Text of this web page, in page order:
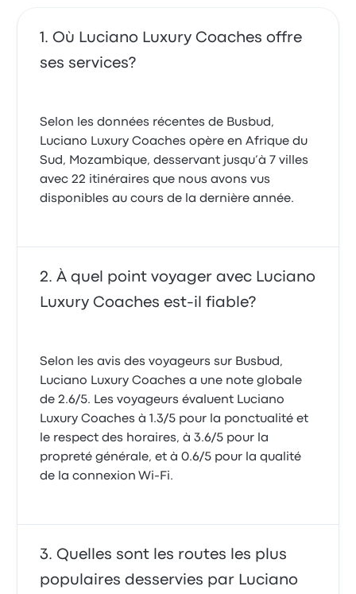
Où Luciano Luxury Coaches offre
ses services?
Selon les données récentes de Busbud,
Luciano Luxury Coaches opère en Afrique du
Sud, Mozambique, desservant jusqu’à 7 villes
avec 22 itinéraires que nous avons vus
disponibles au cours de la dernière année.
À quel point voyager avec Luciano
Luxury Coaches est-il fiable?
Selon les avis des voyageurs sur Busbud,
Luciano Luxury Coaches a une note globale
de 2.6/5. Les voyageurs évaluent Luciano
Luxury Coaches à 1.3/5 pour la ponctualité et
le respect des horaires, à 3.6/5 pour la
propreté générale, et à 0.6/5 pour la qualité
de la connexion Wi-Fi.
Quelles sont les routes les plus
populaires desservies par Luciano